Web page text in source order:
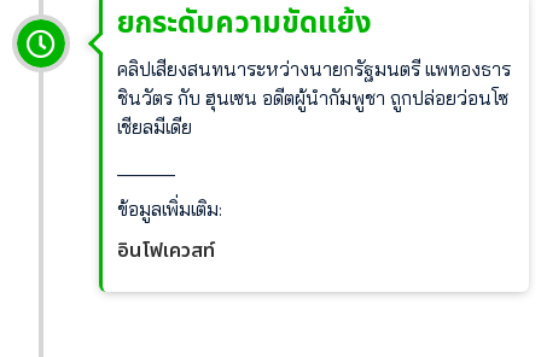
ยกระดับความขัดแย้ง
คลิปเสียงสนทนาระหว่างนายกรัฐมนตรี แพทองธาร
ชินวัตร กับ ฮุนเซน อดีตผู้นำกัมพูชา ถูกปล่อยว่อนโซ
เชียลมีเดีย
ข้อมูลเพิ่มเติม:
อินโฟเควสท์